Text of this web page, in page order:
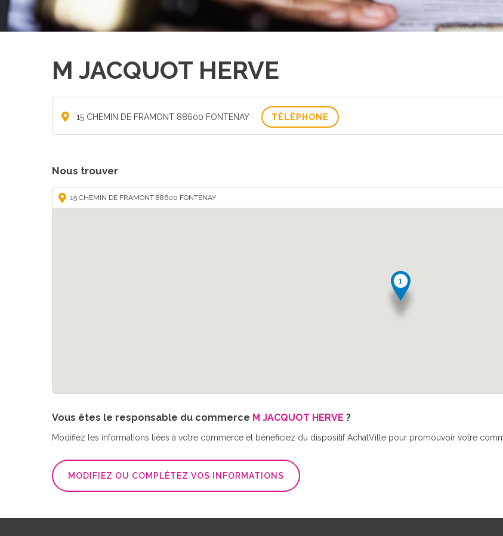
M JACQUOT HERVE
15 CHEMIN DE FRAMONT 88600 FONTENAY TÉLÉPHONE
Nous trouver
15 CHEMIN DE FRAMONT 88600 FONTENAY
Vous êtes le responsable du commerce M JACQUOT HERVE ?
Modifiez les informations liées à votre commerce et bénéficiez du dispositif AchatVille pour promouvoir votre
MODIFIEZ OU COMPLÉTEZ VOS INFORMATIONS